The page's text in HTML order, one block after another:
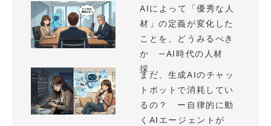
AIによって「優秀な人
材」の定義が変化した
ことを、どうみるべき
か —AI時代の人材
採...
まだ、生成AIのチャッ
トボットで消耗してい
るの？ ー自律的に動
くAIエージェントが